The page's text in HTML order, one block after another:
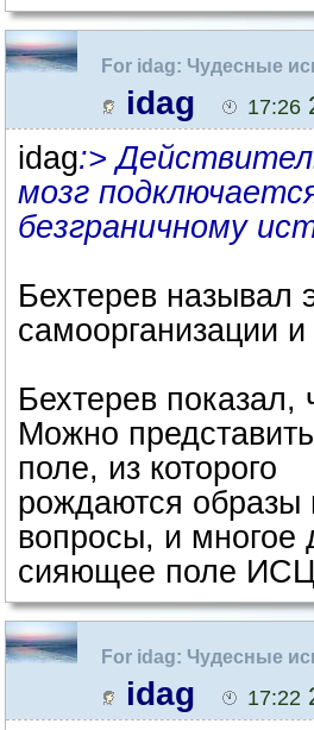
For idag: Чудесные
idag 17:26
idag:>
мозг
безграничному
Бехтерев называл
самоорганизации
Бехтерев показал,
Можно
поле, из которого
рождаются образы
вопросы, и многое
сияющее поле
For idag: Чудесные
idag 17:22